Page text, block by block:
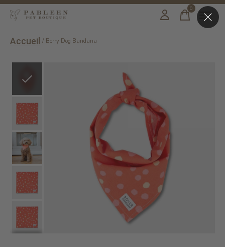
0items
Accueil / Berry Dog Bandana